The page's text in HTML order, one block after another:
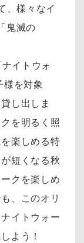
、様々なイ
鬼滅の
イトウォ
様を対象
し出しま
を明るく照
楽しめる特
短くなる秋
クを楽しめ
、このオリ
イトウォー
よう！